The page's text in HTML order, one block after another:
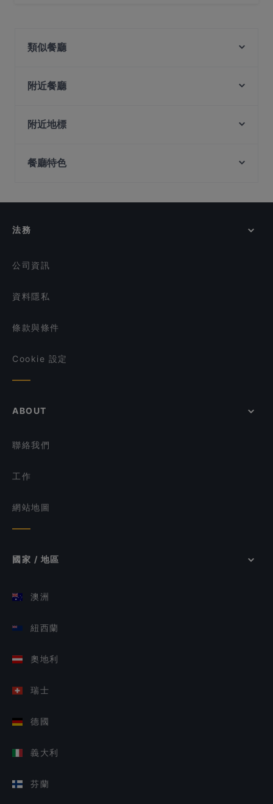
類似餐廳
Kaeden
Enchanted Garden Restaurant
Deck Bar
Shinnichi Sushi Bar
附近餐廳
Jia Jia Le Claypot 家家乐猪肚鸡 @ Jalan Sultan
Fan Hua Restaurant 繁花私房菜
Man Dang Dang 满当当原碳烧烤
附近地標
Peranakan Museum, 新加坡
餐廳特色
在 新加坡 的 晚餐
法務
公司資訊
資料隱私
條款與條件
Cookie 設定
ABOUT
聯絡我們
工作
網站地圖
國家 / 地區
澳洲
紐西蘭
奧地利
瑞士
德國
義大利
芬蘭